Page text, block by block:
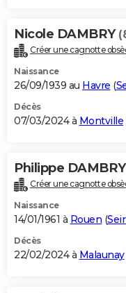
Nicole DAMBRY
Créer une cagnotte
Naissance
26/09/1939 au Havre (
Décès
07/03/2024 à Montville
Philippe DAMBRY
Créer une cagnotte
Naissance
14/01/1961 à Rouen (
Décès
22/02/2024 à Malaunay